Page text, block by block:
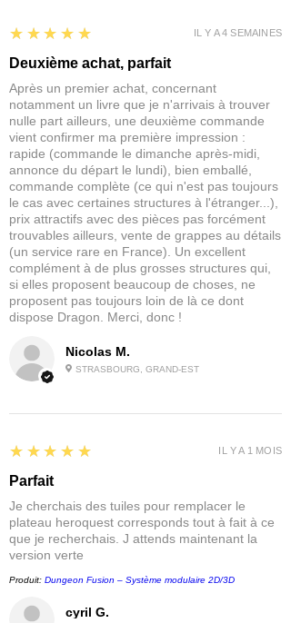
Nicolas M.
STRASBOURG, GRAND-EST
5
★★★★★
Deuxième achat, parfait
Après un premier achat, concernant
notamment un livre que je n'arrivais à trouver
nulle part ailleurs, une deuxième commande
vient confirmer ma première impression :
rapide (commande le dimanche après-midi,
annonce du départ le lundi), bien emballé,
commande complète (ce qui n'est pas toujours
le cas avec certaines structures à l'étranger...),
prix attractifs avec des pièces pas forcément
trouvables ailleurs, vente de grappes au détails
(un service rare en France). Un excellent
complément à de plus grosses structures qui,
si elles proposent beaucoup de choses, ne
proposent pas toujours loin de là ce dont
dispose Dragon. Merci, donc !
IL Y A 4 SEMAINES
cyril G.
5
★★★★★
Parfait
Je cherchais des tuiles pour remplacer le
plateau heroquest corresponds tout à fait à ce
que je recherchais. J attends maintenant la
version verte
Produit: Dungeon Fusion – Système modulaire 2D/3D
IL Y A 1 MOIS